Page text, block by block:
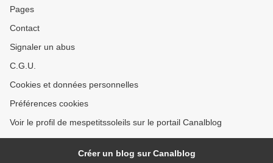
Pages
Contact
Signaler un abus
C.G.U.
Cookies et données personnelles
Préférences cookies
Voir le profil de mespetitssoleils sur le portail Canalblog
Créer un blog sur Canalblog